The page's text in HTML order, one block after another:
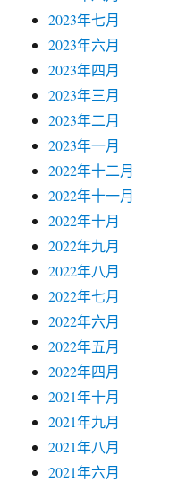
2023年七月
2023年六月
2023年四月
2023年三月
2023年二月
2023年一月
2022年十二月
2022年十一月
2022年十月
2022年九月
2022年八月
2022年七月
2022年六月
2022年五月
2022年四月
2021年十月
2021年九月
2021年八月
2021年六月